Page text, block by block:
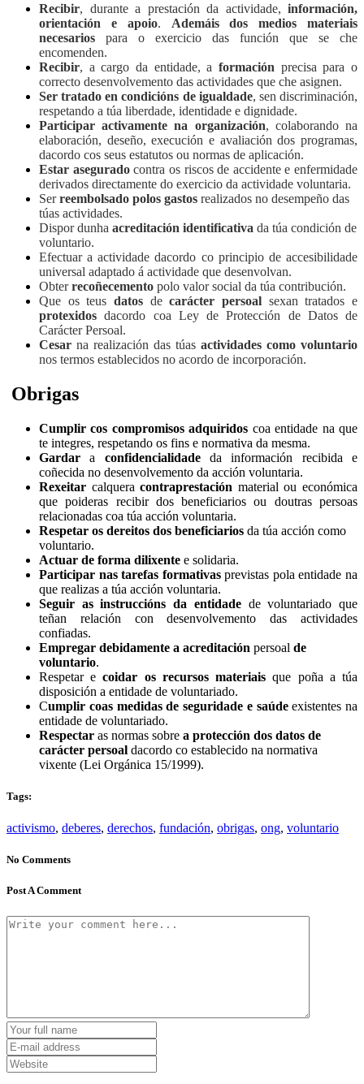
Recibir, durante a prestación da actividade, información,
orientación e apoio. Ademáis dos medios materiais
necesarios para o exercicio das función que se che
encomenden.
Recibir, a cargo da entidade, a formación precisa para o
correcto desenvolvemento das actividades que che asignen.
Ser tratado en condicións de igualdade, sen discriminación,
respetando a túa liberdade, identidade e dignidade.
Participar activamente na organización, colaborando na
elaboración, deseño, execución e avaliación dos programas,
dacordo cos seus estatutos ou normas de aplicación.
Estar aseguradocontra os riscos de accidente e enfermidade
derivados directamente do exercicio da actividade voluntaria.
Serreembolsado polos gastos realizados no desempeño das
túas actividades.
Dispor dunha acreditación identificativa da túa condición de
voluntario.
Efectuar a actividade dacordo co principio de accesibilidade
universal adaptado á actividade que desenvolvan.
Obterrecoñecemento polo valor social da túa contribución.
Que os teus datos decarácter persoal sexan tratados e
protexidos dacordo coa Ley de Protección de Datos de
Carácter Persoal.
Cesar na realización das túas actividades como voluntario
nos termos establecidos no acordo de incorporación.
Obrigas
Cumplir cos compromisos adquiridos coa entidade na que
te integres, respetando os fins e normativa da mesma.
Gardar a confidencialidadeda información recibida e
coñecida no desenvolvemento da acción voluntaria.
Rexeitar calqueracontraprestación material ou económica
que poideras recibir dos beneficiarios ou doutras persoas
relacionadas coa túa acción voluntaria.
Respetar os dereitos dos beneficiarios da túa acción como
voluntario.
Actuar de forma dilixente e solidaria.
Participar nas tarefas formativasprevistas pola entidade na
que realizas a túa acción voluntaria.
Seguir as instruccións da entidadede voluntariado que
teñan relación con desenvolvemento das actividades
confiadas.
Empregar debidamente a acreditación persoal de
voluntario.
Respetar ecoidar os recursos materiais que poña a túa
disposición a entidade de voluntariado.
Cumplir coas medidas de seguridade e saúdeexistentes na
entidade de voluntariado.
Respectar as normas sobre a protección dos datos de
carácter persoal dacordo co establecido na normativa
vixente (Lei Orgánica 15/1999).
Tags:
activismo, deberes, derechos, fundación, obrigas, ong, voluntario
No Comments
Post A Comment